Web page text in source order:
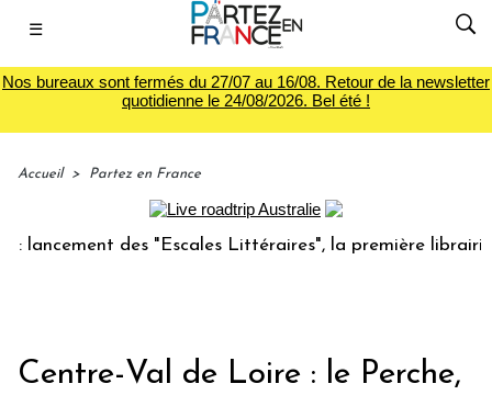
☰
Nos bureaux sont fermés du 27/07 au 16/08. Retour de la newsletter
quotidienne le 24/08/2026. Bel été !
Accueil > Partez en France
des "Escales Littéraires", la première librairie du
Centre-Val de Loire : le Perche,